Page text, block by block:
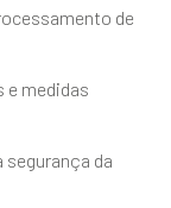
de
e medidas
da